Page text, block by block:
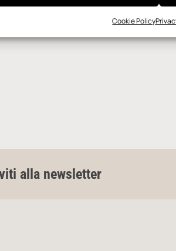
Cookie Policy
alla newsletter